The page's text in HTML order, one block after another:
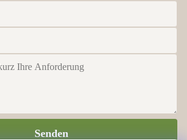
Senden